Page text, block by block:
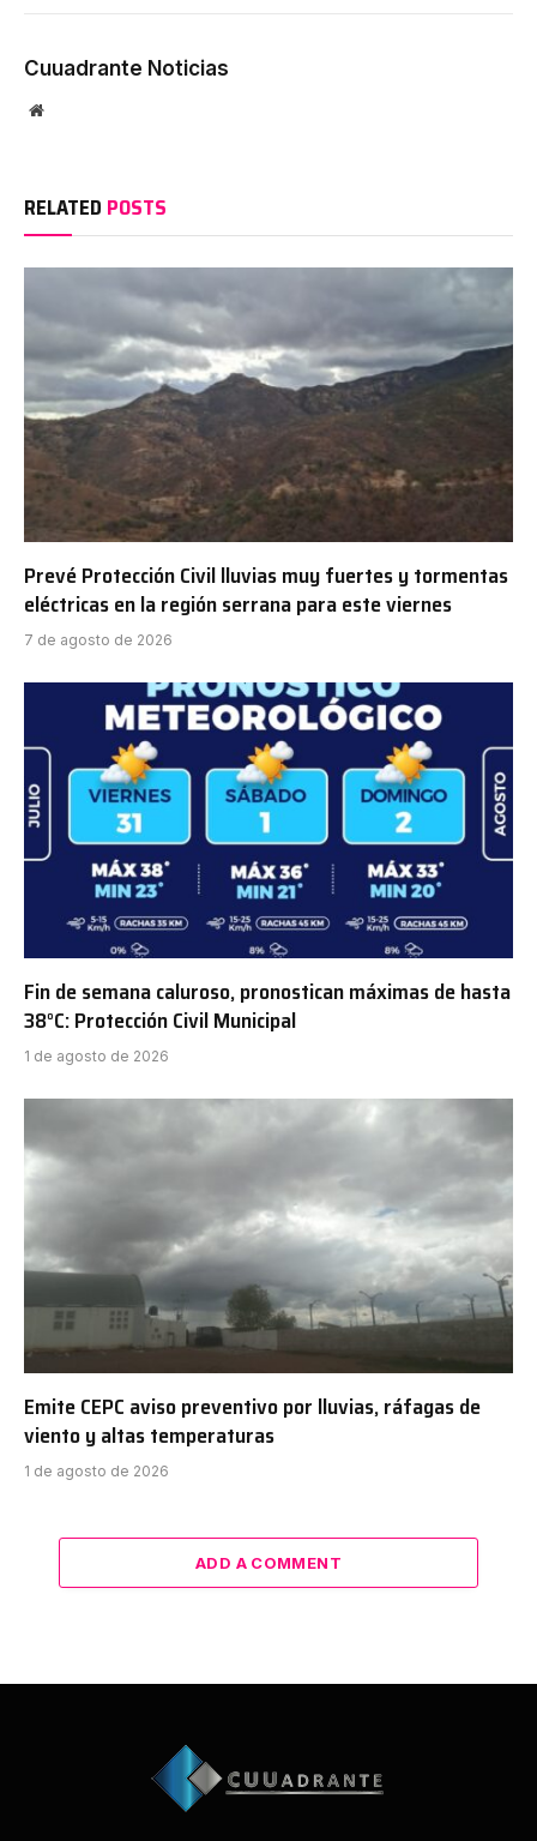
Cuuadrante Noticias
Website
RELATED POSTS
Prevé Protección Civil lluvias muy fuertes y tormentas
eléctricas en la región serrana para este viernes
7 de agosto de 2026
Fin de semana caluroso, pronostican máximas de hasta
38°C: Protección Civil Municipal
1 de agosto de 2026
Emite CEPC aviso preventivo por lluvias, ráfagas de
viento y altas temperaturas
1 de agosto de 2026
ADD A COMMENT